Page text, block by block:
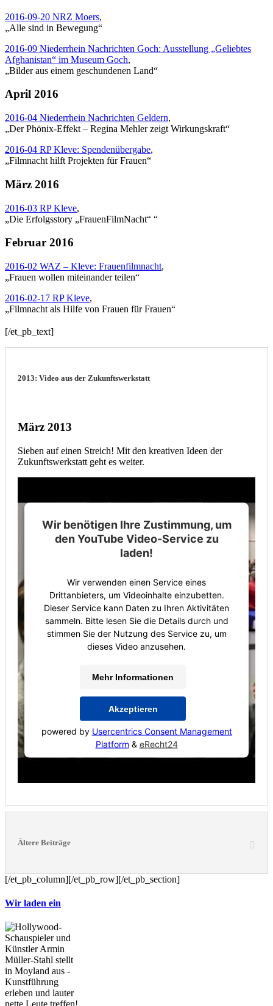
2016-09-20 NRZ Moers,
„Alle sind in Bewegung“
2016-09 Niederrhein Nachrichten Goch: Ausstellung „Geliebtes
Afghanistan“ im Museum Goch,
„Bilder aus einem geschundenen Land“
April 2016
2016-04 Niederrhein Nachrichten Geldern,
„Der Phönix-Effekt – Regina Mehler zeigt Wirkungskraft“
2016-04 RP Kleve: Spendenübergabe,
„Filmnacht hilft Projekten für Frauen“
März 2016
2016-03 RP Kleve,
„Die Erfolgsstory „FrauenFilmNacht“ “
Februar 2016
2016-02 WAZ – Kleve: Frauenfilmnacht,
„Frauen wollen miteinander teilen“
2016-02-17 RP Kleve,
„Filmnacht als Hilfe von Frauen für Frauen“
[/et_pb_text]
2013: Video aus der Zukunftswerkstatt
März 2013
Sieben auf einen Streich! Mit den kreativen Ideen der
Zukunftswerkstatt geht es weiter.
Wir benötigen Ihre Zustimmung, um
den YouTube Video-Service zu
laden!
Wir verwenden einen Service eines
Drittanbieters, um Videoinhalte einzubetten.
Dieser Service kann Daten zu Ihren Aktivitäten
sammeln. Bitte lesen Sie die Details durch und
stimmen Sie der Nutzung des Service zu, um
dieses Video anzusehen.
Mehr Informationen
Akzeptieren
powered by Usercentrics Consent Management
Platform & eRecht24
Ältere Beiträge
[/et_pb_column][/et_pb_row][/et_pb_section]
Wir laden ein